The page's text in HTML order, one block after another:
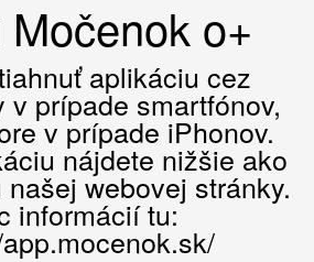
o+
aplikáciu cez
v prípade smartfónov,
v prípade iPhonov.
nájdete nižšie ako
webovej stránky.
informácií tu: